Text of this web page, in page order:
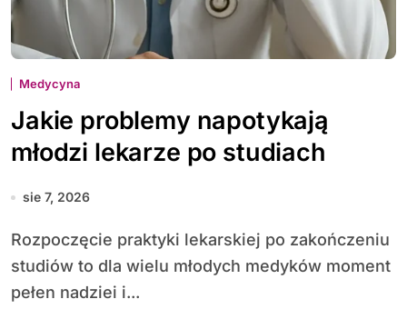
Medycyna
Jakie problemy napotykają
młodzi lekarze po studiach
sie 7, 2026
Rozpoczęcie praktyki lekarskiej po zakończeniu
studiów to dla wielu młodych medyków moment
pełen nadziei i...